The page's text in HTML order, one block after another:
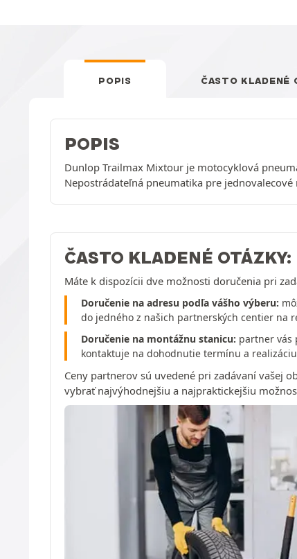
POPIS ČASTO KLADENÉ
POPIS
Dunlop Trailmax Mixtour je motocyklová
Nepostrádateľná pneumatika pre
ČASTO KLADENÉ
Máte k dispozícii dve možnosti doručenia pri
Doručenie na adresu podľa vášho výberu:
do jedného z našich partnerských centier na
Doručenie na montážnu stanicu: partner vás
kontaktuje na dohodnutie termínu a
Ceny partnerov sú uvedené pri zadávaní vašej
vybrať najvýhodnejšiu a najpraktickejšiu